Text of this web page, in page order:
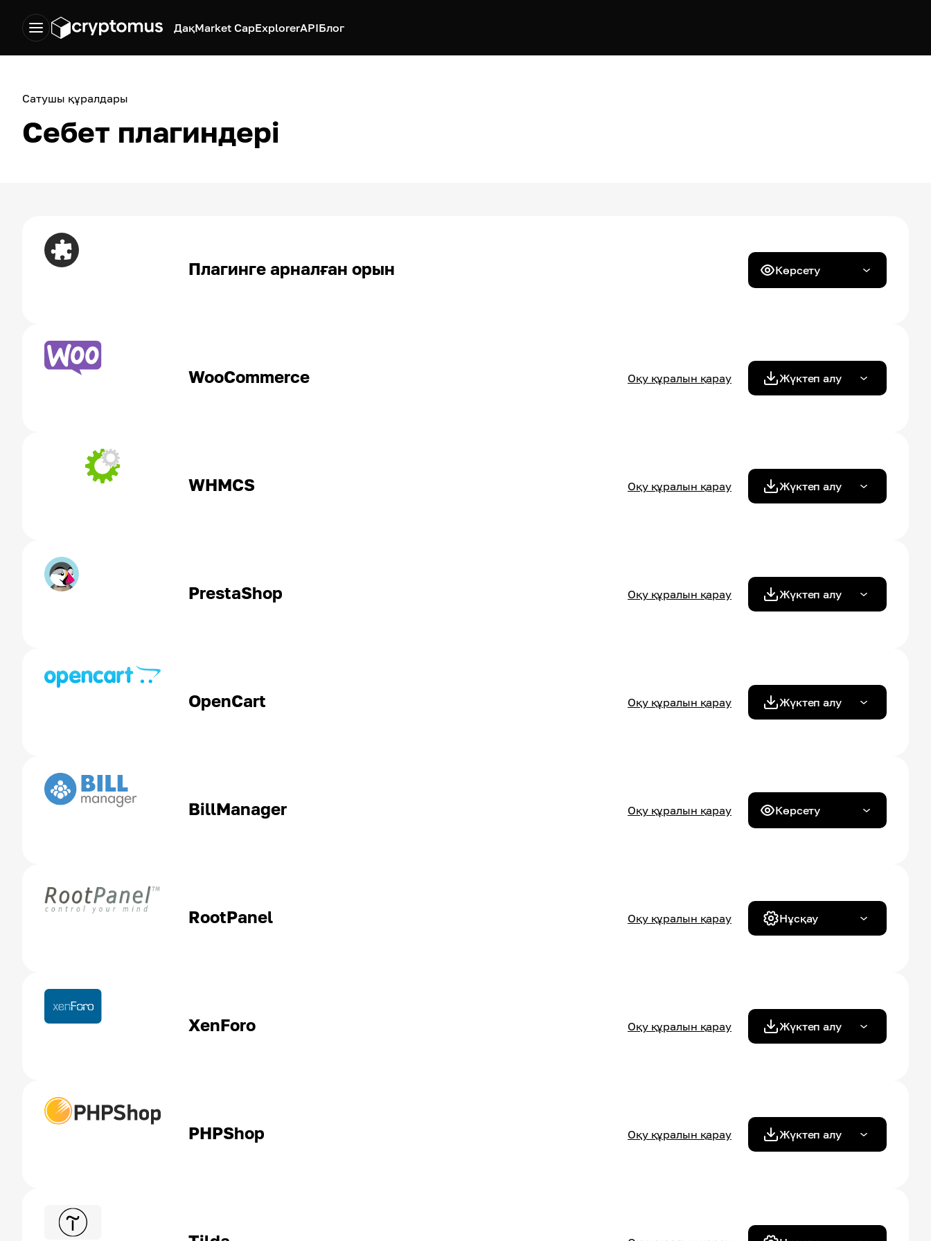
ДақMarket CapExplorerAPIБлог
Сатушы құралдары
Себет плагиндері
Плагинге арналған орын Көрсету
WooCommerce Оқу құралын қарау Жүктеп алу
WHMCS Оқу құралын қарау Жүктеп алу
PrestaShop Оқу құралын қарау Жүктеп алу
OpenCart Оқу құралын қарау Жүктеп алу
BillManager Көрсету
Оқу құралын қарау
RootPanel Оқу құралын қарау Нұсқау
XenForo Оқу құралын қарау Жүктеп алу
PHPShop Оқу құралын қарау Жүктеп алу